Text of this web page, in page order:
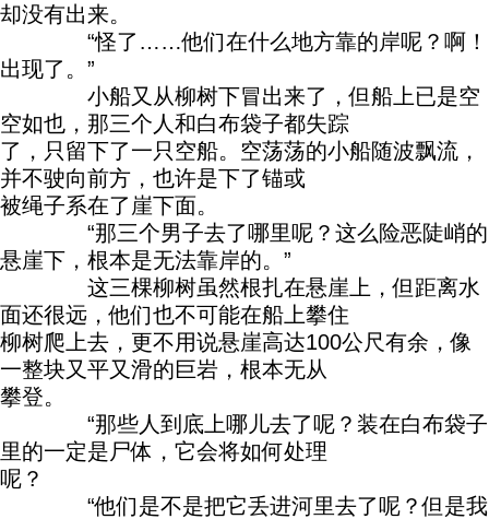
却没有出来。
“怪了……他们在什么地方靠的岸呢？啊！
出现了。”
小船又从柳树下冒出来了，但船上已是空
空如也，那三个人和白布袋子都失踪
了，只留下了一只空船。空荡荡的小船随波飘流，
并不驶向前方，也许是下了锚或
被绳子系在了崖下面。
“那三个男子去了哪里呢？这么险恶陡峭的
悬崖下，根本是无法靠岸的。”
这三棵柳树虽然根扎在悬崖上，但距离水
面还很远，他们也不可能在船上攀住
柳树爬上去，更不用说悬崖高达100公尺有余，像
一整块又平又滑的巨岩，根本无从
攀登。
“那些人到底上哪儿去了呢？装在白布袋子
里的一定是尸体，它会将如何处理
呢？
“他们是不是把它丢进河里去了呢？但是我